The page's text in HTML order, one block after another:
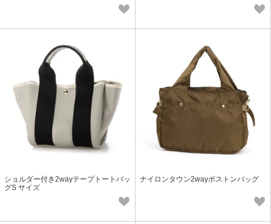
ショルダー付き2wayテープトートバッ
グS サイズ
ナイロンタウン2wayボストンバッグ